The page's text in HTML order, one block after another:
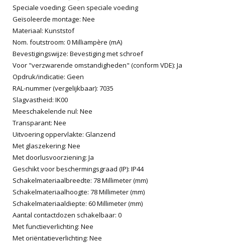
Speciale voeding: Geen speciale voeding
Geïsoleerde montage: Nee
Materiaal: Kunststof
Nom. foutstroom: 0 Milliampère (mA)
Bevestigingswijze: Bevestiging met schroef
Voor "verzwarende omstandigheden" (conform VDE): Ja
Opdruk/indicatie: Geen
RAL-nummer (vergelijkbaar): 7035
Slagvastheid: IK00
Meeschakelende nul: Nee
Transparant: Nee
Uitvoering oppervlakte: Glanzend
Met glaszekering: Nee
Met doorlusvoorziening: Ja
Geschikt voor beschermingsgraad (IP): IP44
Schakelmateriaalbreedte: 78 Millimeter (mm)
Schakelmateriaalhoogte: 78 Millimeter (mm)
Schakelmateriaaldiepte: 60 Millimeter (mm)
Aantal contactdozen schakelbaar: 0
Met functieverlichting: Nee
Met oriëntatieverlichting: Nee